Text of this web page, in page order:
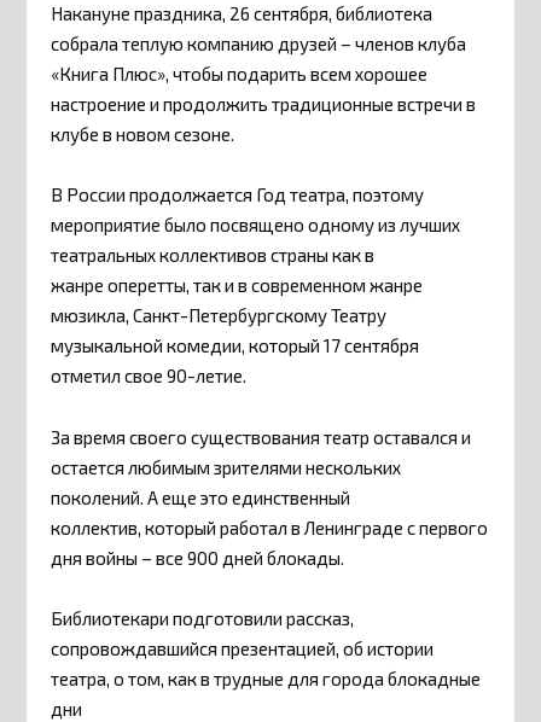
Накануне праздника, 26 сентября, библиотека
собрала теплую компанию друзей – членов клуба
«Книга Плюс», чтобы подарить всем хорошее
настроение и продолжить традиционные встречи в
клубе в новом сезоне.
В России продолжается Год театра, поэтому
мероприятие было посвящено одному из лучших
театральных коллективов страны как в
жанре оперетты, так и в современном жанре
мюзикла, Санкт-Петербургскому Театру
музыкальной комедии, который 17 сентября
отметил свое 90-летие.
За время своего существования театр оставался и
остается любимым зрителями нескольких
поколений. А еще это единственный
коллектив, который работал в Ленинграде с первого
дня войны – все 900 дней блокады.
Библиотекари подготовили рассказ,
сопровождавшийся презентацией, об истории
театра, о том, как в трудные для города блокадные
дни